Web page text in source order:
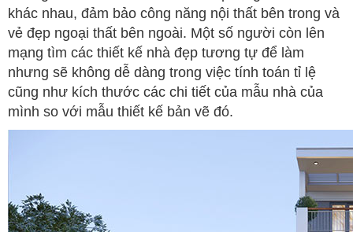
khác nhau, đảm bảo công năng nội thất bên trong và
vẻ đẹp ngoại thất bên ngoài. Một số người còn lên
mạng tìm các thiết kế nhà đẹp tương tự để làm
nhưng sẽ không dễ dàng trong việc tính toán tỉ lệ
cũng như kích thước các chi tiết của mẫu nhà của
mình so với mẫu thiết kế bản vẽ đó.